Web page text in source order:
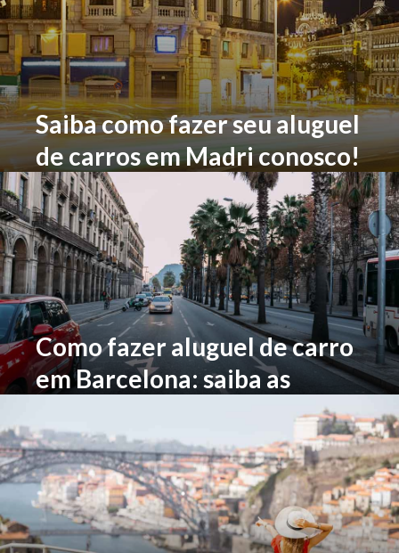
Saiba como fazer seu aluguel
de carros em Madri conosco!
Como fazer aluguel de carro
em Barcelona: saiba as